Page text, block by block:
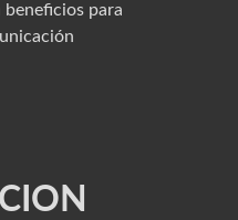
beneficios para